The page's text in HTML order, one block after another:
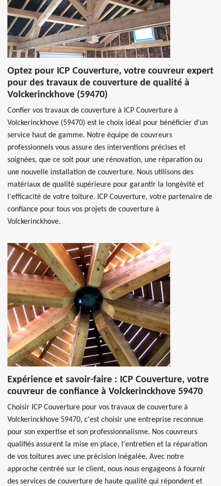
Optez pour ICP Couverture, votre couvreur expert
pour des travaux de couverture de qualité à
Volckerinckhove (59470)
Confier vos travaux de couverture à ICP Couverture à
Volckerinckhove (59470) est le choix idéal pour bénéficier d'un
service haut de gamme. Notre équipe de couvreurs
professionnels vous assure des interventions précises et
soignées, que ce soit pour une rénovation, une réparation ou
une nouvelle installation de couverture. Nous utilisons des
matériaux de qualité supérieure pour garantir la longévité et
l'efficacité de votre toiture. ICP Couverture, votre partenaire de
confiance pour tous vos projets de couverture à
Volckerinckhove.
Expérience et savoir-faire : ICP Couverture, votre
couvreur de confiance à Volckerinckhove 59470
Choisir ICP Couverture pour vos travaux de couverture à
Volckerinckhove 59470, c'est choisir une entreprise reconnue
pour son expertise et son professionnalisme. Nos couvreurs
qualifiés assurent la mise en place, l'entretien et la réparation
de vos toitures avec une précision inégalée. Avec notre
approche centrée sur le client, nous nous engageons à fournir
des services de couverture de haute qualité qui répondent et